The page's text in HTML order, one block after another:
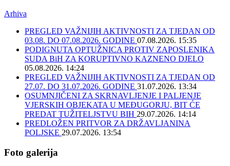
Arhiva
PREGLED VAŽNIJIH AKTIVNOSTI ZA TJEDAN OD
03.08. DO 07.08.2026. GODINE 07.08.2026. 15:35
PODIGNUTA OPTUŽNICA PROTIV ZAPOSLENIKA
SUDA BiH ZA KORUPTIVNO KAZNENO DJELO
05.08.2026. 14:24
PREGLED VAŽNIJIH AKTIVNOSTI ZA TJEDAN OD
27.07. DO 31.07.2026. GODINE 31.07.2026. 13:34
OSUMNJIČENI ZA SKRNAVLJENJE I PALJENJE
VJERSKIH OBJEKATA U MEĐUGORJU, BIT ĆE
PREDAT TUŽITELJSTVU BIH 29.07.2026. 14:14
PREDLOŽEN PRITVOR ZA DRŽAVLJANINA
POLJSKE 29.07.2026. 13:54
Foto galerija